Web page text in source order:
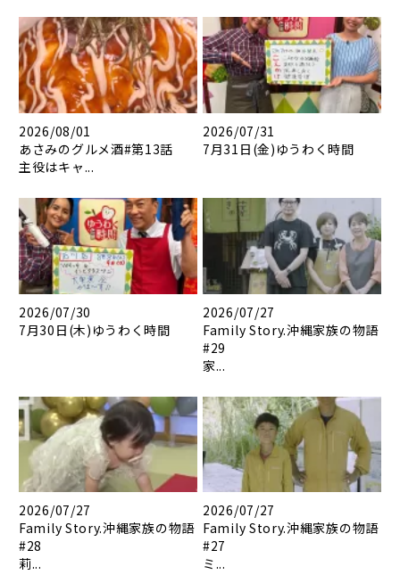
2026/08/01
あさみのグルメ酒#第13話
主役はキャ...
2026/07/31
7月31日(金)ゆうわく時間
2026/07/30
7月30日(木)ゆうわく時間
2026/07/27
Family Story.沖縄家族の物語
#29
家...
2026/07/27
Family Story.沖縄家族の物語
#28
莉...
2026/07/27
Family Story.沖縄家族の物語
#27
ミ...